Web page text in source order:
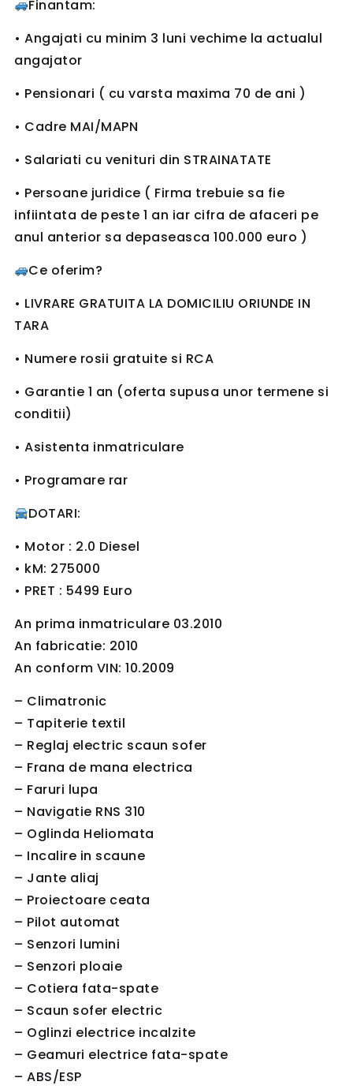
Finantam:
• Angajati cu minim 3 luni vechime la actualul
angajator
• Pensionari ( cu varsta maxima 70 de ani )
• Cadre MAI/MAPN
• Salariati cu venituri din STRAINATATE
• Persoane juridice ( Firma trebuie sa fie
infiintata de peste 1 an iar cifra de afaceri pe
anul anterior sa depaseasca 100.000 euro )
Ce oferim?
• LIVRARE GRATUITA LA DOMICILIU ORIUNDE IN
TARA
• Numere rosii gratuite si RCA
• Garantie 1 an (oferta supusa unor termene si
conditii)
• Asistenta inmatriculare
• Programare rar
DOTARI:
• Motor : 2.0 Diesel
• kM: 275000
• PRET : 5499 Euro
An prima inmatriculare 03.2010
An fabricatie: 2010
An conform VIN: 10.2009
– Climatronic
– Tapiterie textil
– Reglaj electric scaun sofer
– Frana de mana electrica
– Faruri lupa
– Navigatie RNS 310
– Oglinda Heliomata
– Incalire in scaune
– Jante aliaj
– Proiectoare ceata
– Pilot automat
– Senzori lumini
– Senzori ploaie
– Cotiera fata-spate
– Scaun sofer electric
– Oglinzi electrice incalzite
– Geamuri electrice fata-spate
– ABS/ESP